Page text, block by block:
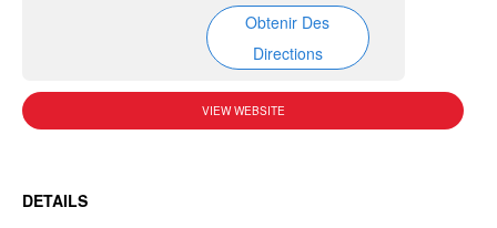
Obtenir Des
Directions
VIEW WEBSITE
DETAILS